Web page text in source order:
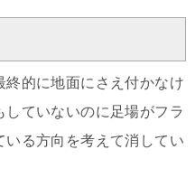
的に地面にさえ付かなけ
ていないのに足場がフラ
る方向を考えて消してい